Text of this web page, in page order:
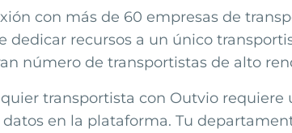
con más de 60 empresas de
dedicar recursos a un único
número de transportistas de alto
transportista con Outvio requiere
en la plataforma. Tu